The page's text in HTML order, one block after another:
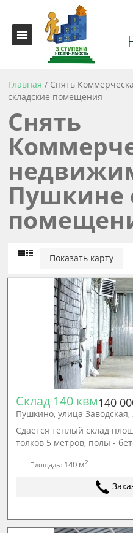
Главная / Снять
складские помещения
Снять
Пушкине
Показать карту
Склад 140 квм140
Пушкино, улица Заводская,
Сдается теплый склад
толков 5 метров, полы -
Площадь: 140 м2